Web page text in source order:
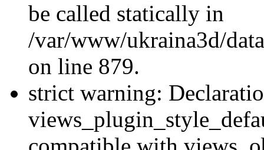
be called statically in
/var/www/ukraina3d/
on line 879.
strict warning: